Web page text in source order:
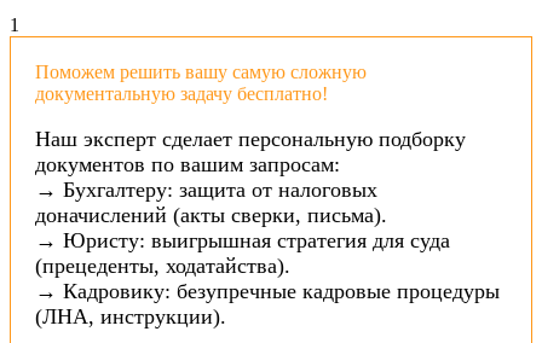
1
Поможем решить вашу самую сложную
документальную задачу бесплатно!
Наш эксперт сделает персональную подборку
документов по вашим запросам:
→ Бухгалтеру: защита от налоговых
доначислений (акты сверки, письма).
→ Юристу: выигрышная стратегия для суда
(прецеденты, ходатайства).
→ Кадровику: безупречные кадровые процедуры
(ЛНА, инструкции).